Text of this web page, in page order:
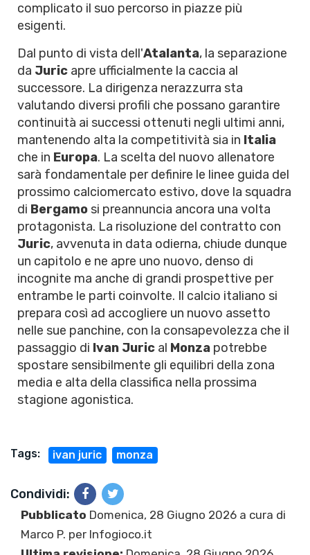
complicato il suo percorso in piazze più
esigenti.
Dal punto di vista dell'Atalanta, la separazione
da Juric apre ufficialmente la caccia al
successore. La dirigenza nerazzurra sta
valutando diversi profili che possano garantire
continuità ai successi ottenuti negli ultimi anni,
mantenendo alta la competitività sia in Italia
che in Europa. La scelta del nuovo allenatore
sarà fondamentale per definire le linee guida del
prossimo calciomercato estivo, dove la squadra
di Bergamo si preannuncia ancora una volta
protagonista. La risoluzione del contratto con
Juric, avvenuta in data odierna, chiude dunque
un capitolo e ne apre uno nuovo, denso di
incognite ma anche di grandi prospettive per
entrambe le parti coinvolte. Il calcio italiano si
prepara così ad accogliere un nuovo assetto
nelle sue panchine, con la consapevolezza che il
passaggio di Ivan Juric al Monza potrebbe
spostare sensibilmente gli equilibri della zona
media e alta della classifica nella prossima
stagione agonistica.
Tags: ivan juric monza
Condividi:
Pubblicato Domenica, 28 Giugno 2026 a cura di
Marco P. per Infogioco.it